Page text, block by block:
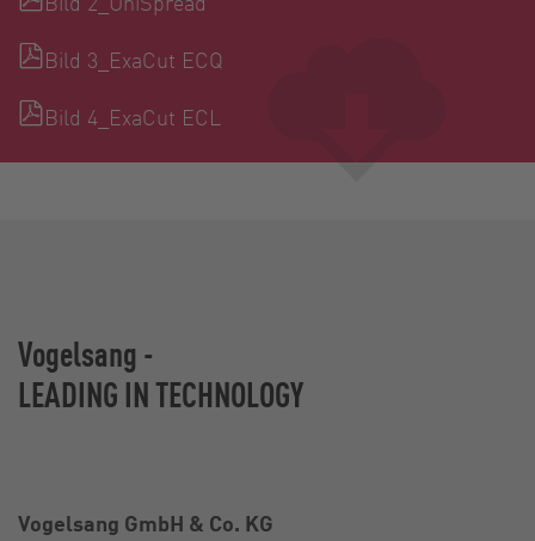
Bild 3_ExaCut ECQ
Bild 4_ExaCut ECL
Vogelsang -
LEADING IN TECHNOLOGY
Vogelsang GmbH & Co. KG